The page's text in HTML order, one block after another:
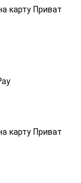
карту Приват
карту Приват